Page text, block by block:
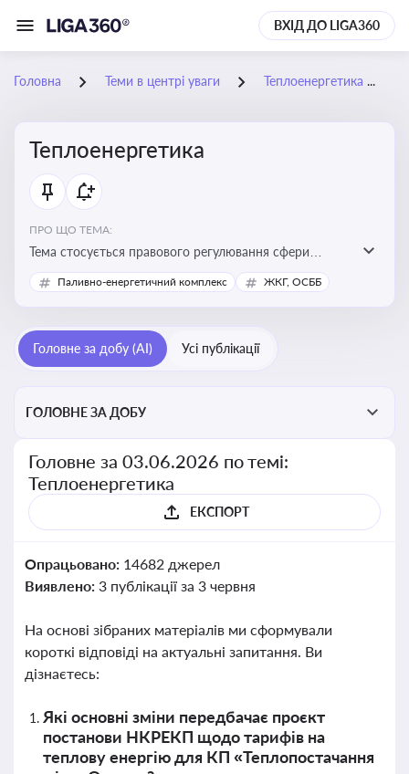
ВХІД ДО LIGA360
Головна Теми в центрі уваги Теплоенергетика
Теплоенергетика
ПРО ЩО ТЕМА:
Тема стосується правового регулювання сфери
теплопостачання в Україні, що є важливою для
енергетичної безпеки, економіки підприємств та
комунальних послуг
Паливно-енергетичний комплекс ЖКГ, ОСББ
Головне за добу (AI) Усі публікації
ГОЛОВНЕ ЗА ДОБУ
Головне за 03.06.2026 по темі:
Теплоенергетика
ЕКСПОРТ
Опрацьовано: 14682 джерел
Виявлено: 3 публікації за 3 червня
На основі зібраних матеріалів ми сформували
короткі відповіді на актуальні запитання. Ви
дізнаєтесь:
Які основні зміни передбачає проєкт
постанови НКРЕКП щодо тарифів на
теплову енергію для КП «Теплопостачання